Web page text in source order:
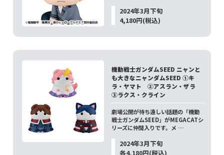
2024年3月下旬
4,180円(税込)
機動戦士ガンダムSEED ニャンと
も大きなニャンダムSEED ①キ
ラ・ヤマト ②アスラン・ザラ
③ラクス・クライン
劇場公開が待ち遠しい話題の「機動
戦士ガンダムSEED」がMEGACATシ
リーズに仲間入りです。メ …
2024年3月下旬
各4,180円(税込)